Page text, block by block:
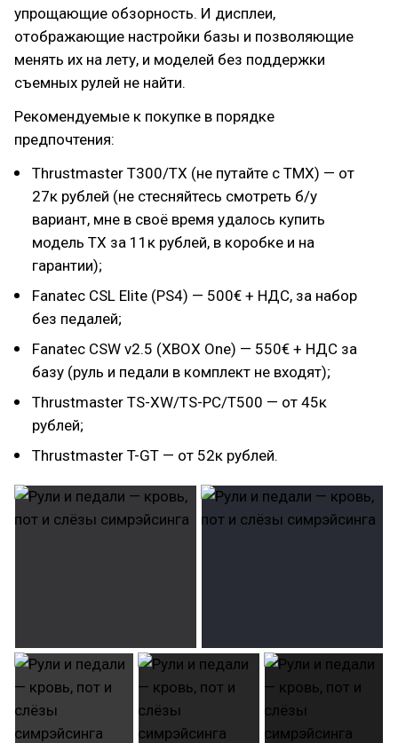
упрощающие обзорность. И дисплеи,
отображающие настройки базы и позволяющие
менять их на лету, и моделей без поддержки
съемных рулей не найти.
Рекомендуемые к покупке в порядке
предпочтения:
Thrustmaster T300/TX (не путайте с TMX) — от
27к рублей (не стесняйтесь смотреть б/у
вариант, мне в своё время удалось купить
модель TX за 11к рублей, в коробке и на
гарантии);
Fanatec CSL Elite (PS4) — 500€ + НДС, за набор
без педалей;
Fanatec CSW v2.5 (XBOX One) — 550€ + НДС за
базу (руль и педали в комплект не входят);
Thrustmaster TS-XW/TS-PC/T500 — от 45к
рублей;
Thrustmaster T-GT — от 52к рублей.